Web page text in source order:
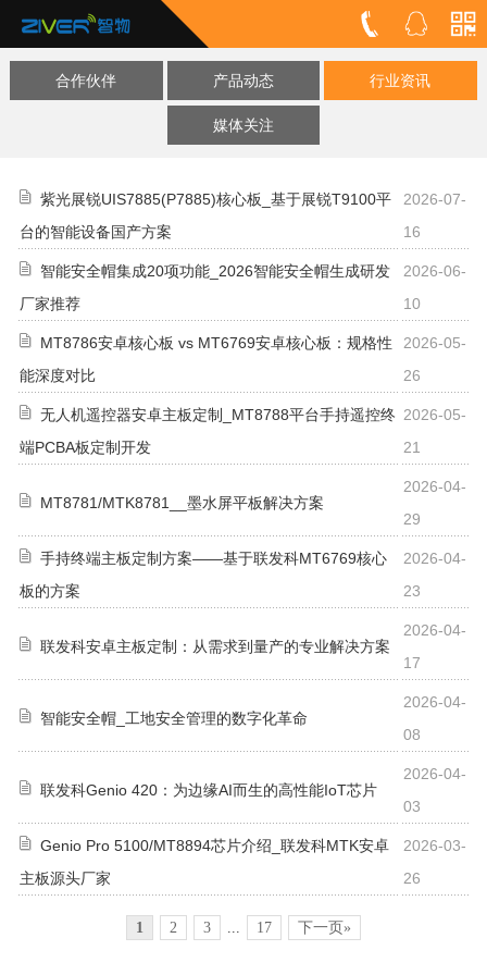
合作伙伴 产品动态 行业资讯
媒体关注
紫光展锐UIS7885(P7885)核心板_基于展锐T9100平
台的智能设备国产方案
2026-07-
16
智能安全帽集成20项功能_2026智能安全帽生成研发
厂家推荐
2026-06-
10
MT8786安卓核心板 vs MT6769安卓核心板：规格性
能深度对比
2026-05-
26
无人机遥控器安卓主板定制_MT8788平台手持遥控终
端PCBA板定制开发
2026-05-
21
MT8781/MTK8781__墨水屏平板解决方案
2026-04-
29
手持终端主板定制方案——基于联发科MT6769核心
板的方案
2026-04-
23
联发科安卓主板定制：从需求到量产的专业解决方案
2026-04-
17
智能安全帽_工地安全管理的数字化革命
2026-04-
08
联发科Genio 420：为边缘AI而生的高性能IoT芯片
2026-04-
03
Genio Pro 5100/MT8894芯片介绍_联发科MTK安卓
主板源头厂家
2026-03-
26
1 2 3 17 下一页»